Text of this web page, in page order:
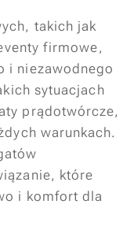
takich jak
firmowe,
i niezawodnego
sytuacjach
prądotwórcze,
warunkach.
które
i komfort dla